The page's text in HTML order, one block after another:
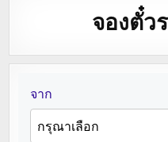
จองตั๋ว